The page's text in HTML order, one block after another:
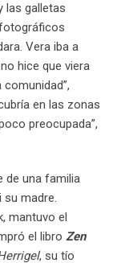
las galletas
Vera iba a
hice que viera
en las zonas
preocupada”,
de una familia
su madre.
mantuvo el
el libro Zen
, su tío